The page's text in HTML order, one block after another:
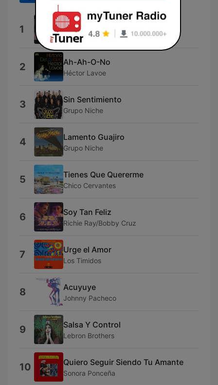
1 Canta y Baila
Move
2 Ah-Ah-O-No
Héctor Lavoe
3 Sin Sentimiento
Grupo Niche
4 Lamento Guajiro
Grupo Niche
5 Tienes Que Quererme
Chico Cervantes
6 Soy Tan Feliz
Richie Ray/Bobby Cruz
7 Urge el Amor
Los Timidos
8 Acuyuye
Johnny Pacheco
9 Salsa Y Control
Lebron Brothers
10 Quiero Seguir Siendo Tu Amante
Sonora Ponceña